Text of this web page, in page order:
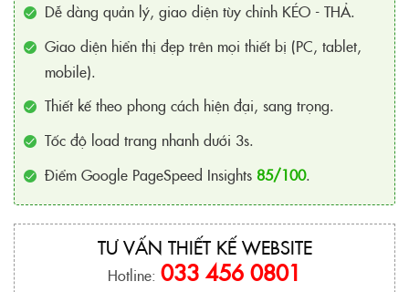
Dễ dàng quản lý, giao diện tùy chỉnh KÉO - THẢ.
Giao diện hiển thị đẹp trên mọi thiết bị (PC, tablet,
mobile).
Thiết kế theo phong cách hiện đại, sang trọng.
Tốc độ load trang nhanh dưới 3s.
Điểm Google PageSpeed Insights 85/100.
TƯ VẤN THIẾT KẾ WEBSITE
Hotline: 033 456 0801